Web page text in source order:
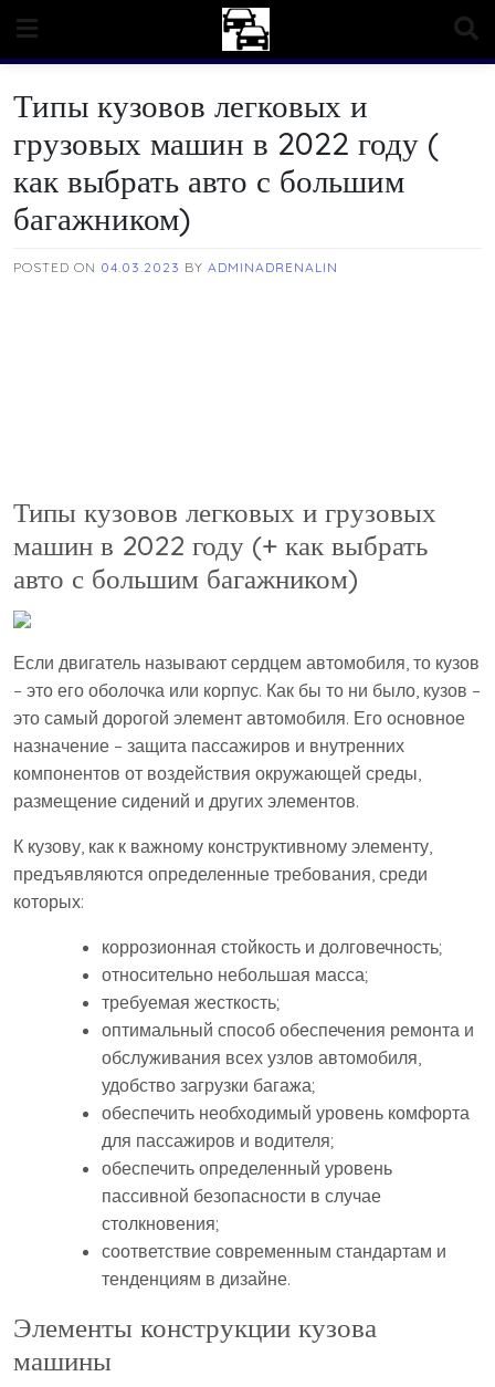
content
Типы кузовов легковых и
грузовых машин в 2022 году (
как выбрать авто с большим
багажником)
POSTED ON 04.03.2023 BY ADMINADRENALIN
Типы кузовов легковых и грузовых
машин в 2022 году (+ как выбрать
авто с большим багажником)
Если двигатель называют сердцем автомобиля, то кузов
– это его оболочка или корпус. Как бы то ни было, кузов –
это самый дорогой элемент автомобиля. Его основное
назначение – защита пассажиров и внутренних
компонентов от воздействия окружающей среды,
размещение сидений и других элементов.
К кузову, как к важному конструктивному элементу,
предъявляются определенные требования, среди
которых:
коррозионная стойкость и долговечность;
относительно небольшая масса;
требуемая жесткость;
оптимальный способ обеспечения ремонта и
обслуживания всех узлов автомобиля,
удобство загрузки багажа;
обеспечить необходимый уровень комфорта
для пассажиров и водителя;
обеспечить определенный уровень
пассивной безопасности в случае
столкновения;
соответствие современным стандартам и
тенденциям в дизайне.
Элементы конструкции кузова
машины